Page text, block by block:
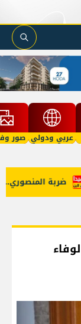
عربي ودولي صور
المنصوري...